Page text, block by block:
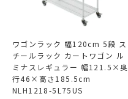
ワゴンラック 幅120cm 5段 ス
チールラック カートワゴン ル
ミナスレギュラー 幅121.5×奥
行46×高さ185.5cm
NLH1218-5L75US